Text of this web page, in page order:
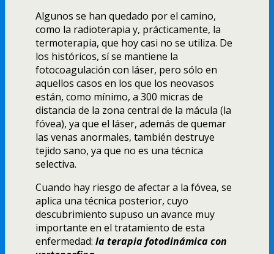
Algunos se han quedado por el camino,
como la radioterapia y, prácticamente, la
termoterapia, que hoy casi no se utiliza. De
los históricos, sí­ se mantiene la
fotocoagulación con láser, pero sólo en
aquellos casos en los que los neovasos
están, como mí­nimo, a 300 micras de
distancia de la zona central de la mácula (la
fóvea), ya que el láser, además de quemar
las venas anormales, también destruye
tejido sano, ya que no es una técnica
selectiva.
Cuando hay riesgo de afectar a la fóvea, se
aplica una técnica posterior, cuyo
descubrimiento supuso un avance muy
importante en el tratamiento de esta
enfermedad: la terapia fotodinámica con